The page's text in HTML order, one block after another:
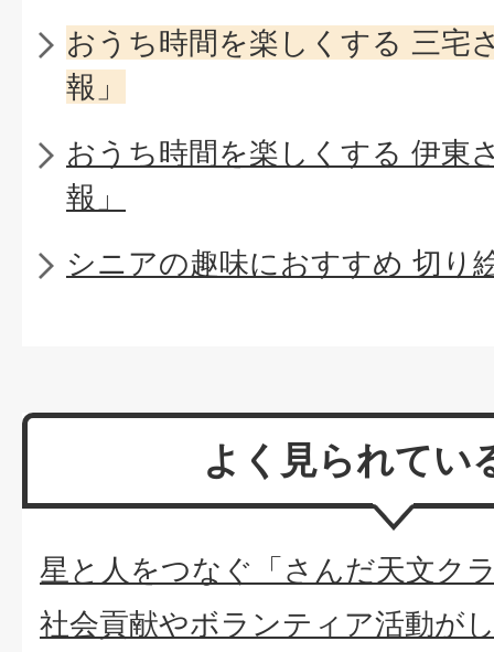
おうち時間を楽しくする 三宅
報」
おうち時間を楽しくする 伊東
報」
シニアの趣味におすすめ 切り
よく見られてい
星と人をつなぐ「さんだ天文ク
社会貢献やボランティア活動が